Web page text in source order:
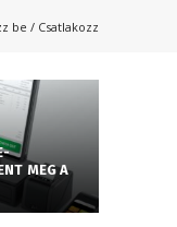
be / Csatlakozz
MEG A